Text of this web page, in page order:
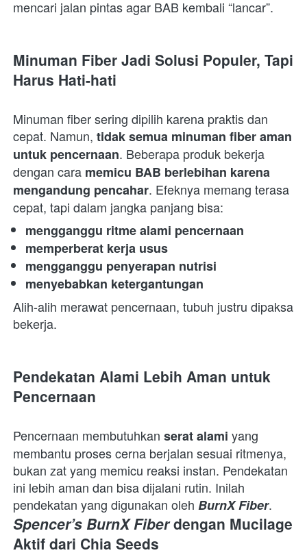
mencari jalan pintas agar BAB kembali “lancar”.
Minuman Fiber Jadi Solusi Populer, Tapi
Harus Hati-hati
Minuman fiber sering dipilih karena praktis dan
cepat. Namun, tidak semua minuman fiber aman
untuk pencernaan. Beberapa produk bekerja
dengan cara memicu BAB berlebihan karena
mengandung pencahar. Efeknya memang terasa
cepat, tapi dalam jangka panjang bisa:
mengganggu ritme alami pencernaan
memperberat kerja usus
mengganggu penyerapan nutrisi
menyebabkan ketergantungan
Alih-alih merawat pencernaan, tubuh justru dipaksa
bekerja.
Pendekatan Alami Lebih Aman untuk
Pencernaan
Pencernaan membutuhkan serat alami yang
membantu proses cerna berjalan sesuai ritmenya,
bukan zat yang memicu reaksi instan. Pendekatan
ini lebih aman dan bisa dijalani rutin. Inilah
pendekatan yang digunakan oleh BurnX Fiber.
Spencer’s BurnX Fiber dengan Mucilage
Aktif dari Chia Seeds